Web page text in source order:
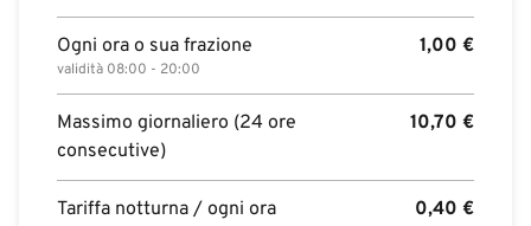
Ogni ora o sua frazione
validità 08:00 - 20:00
1,00 €
Massimo giornaliero (24 ore
consecutive)
10,70 €
Tariffa notturna / ogni ora
0,40 €